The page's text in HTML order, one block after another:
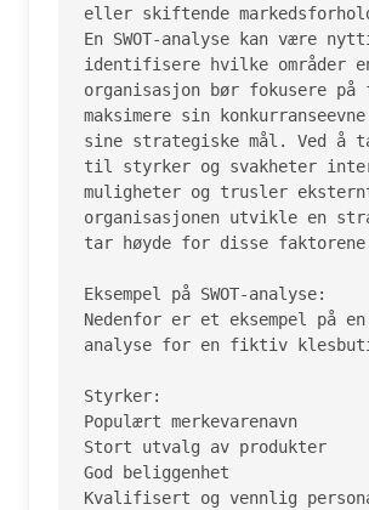
eller skiftende
En SWOT-analyse kan være
identifisere hvilke områder
organisasjon bør fokusere på
maksimere sin
sine strategiske mål. Ved å
til styrker og svakheter
muligheter og trusler
organisasjonen utvikle en
tar høyde for disse
Eksempel på SWOT-analyse:
Nedenfor er et eksempel på en
analyse for en fiktiv
Styrker:
Populært merkevarenavn
Stort utvalg av produkter
God beliggenhet
Kvalifisert og vennlig